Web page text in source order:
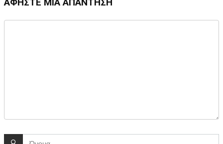
ΑΦΉΣΤΕ ΜΙΑ ΑΠΆΝΤΗΣΗ